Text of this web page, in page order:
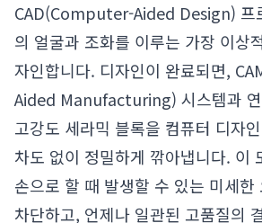
CAD(Computer-Aided Design) 프
의 얼굴과 조화를 이루는 가장 이상
자인합니다. 디자인이 완료되면,
Aided Manufacturing) 시스템과 연
고강도 세라믹 블록을 컴퓨터 디자
차도 없이 정밀하게 깎아냅니다. 이
손으로 할 때 발생할 수 있는 미세한
차단하고, 언제나 일관된 고품질의